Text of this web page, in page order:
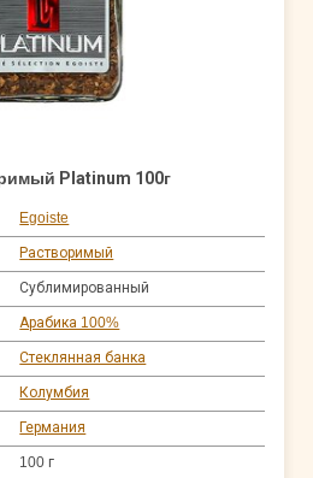
Platinum 100г
Egoiste
Растворимый
Сублимированный
Арабика 100%
Стеклянная банка
Колумбия
Германия
100 г